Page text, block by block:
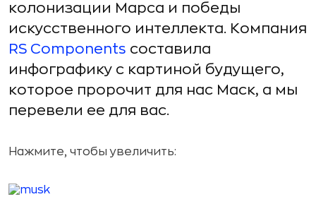
колонизации Марса и победы
искусственного интеллекта. Компания
RS Components составила
инфографику с картиной будущего,
которое пророчит для нас Маск, а мы
перевели ее для вас.
Нажмите, чтобы увеличить: